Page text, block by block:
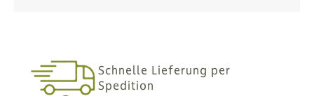
Schnelle Lieferung per
Spedition